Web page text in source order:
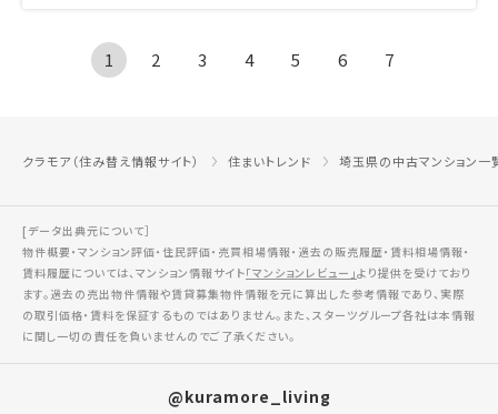
1 2 3 4 5 6 7
クラモア（住み替え情報サイト） 住まいトレンド 埼玉県の中古マンション一
[データ出典元について］
物件概要・マンション評価・住民評価・売買相場情報・過去の販売履歴・賃料相場情報・
賃料履歴については、マンション情報サイト「マンションレビュー」より提供を受けており
ます。過去の売出物件情報や賃貸募集物件情報を元に算出した参考情報であり、実際
の取引価格・賃料を保証するものではありません。また、スターツグループ各社は本情報
に関し一切の責任を負いませんのでご了承ください。
@kuramore_living